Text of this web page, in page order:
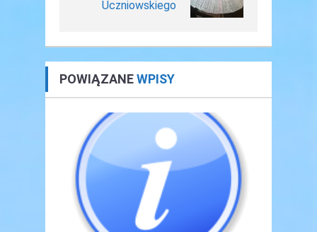
Uczniowskiego
POWIĄZANEWPISY